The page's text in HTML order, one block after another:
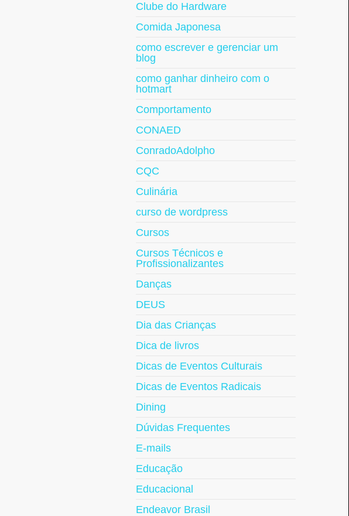
Clube do Hardware
Comida Japonesa
como escrever e gerenciar um
blog
como ganhar dinheiro com o
hotmart
Comportamento
CONAED
ConradoAdolpho
CQC
Culinária
curso de wordpress
Cursos
Cursos Técnicos e
Profissionalizantes
Danças
DEUS
Dia das Crianças
Dica de livros
Dicas de Eventos Culturais
Dicas de Eventos Radicais
Dining
Dúvidas Frequentes
E-mails
Educação
Educacional
Endeavor Brasil